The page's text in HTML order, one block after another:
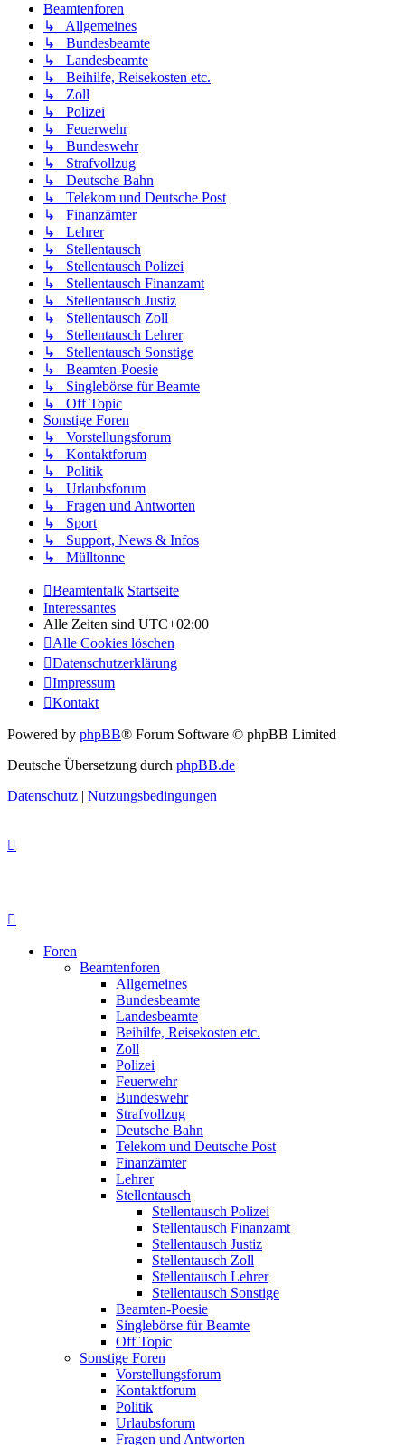
Beamtenforen
↳ Allgemeines
↳ Bundesbeamte
↳ Landesbeamte
↳ Beihilfe, Reisekosten etc.
↳ Zoll
↳ Polizei
↳ Feuerwehr
↳ Bundeswehr
↳ Strafvollzug
↳ Deutsche Bahn
↳ Telekom und Deutsche Post
↳ Finanzämter
↳ Lehrer
↳ Stellentausch
↳ Stellentausch Polizei
↳ Stellentausch Finanzamt
↳ Stellentausch Justiz
↳ Stellentausch Zoll
↳ Stellentausch Lehrer
↳ Stellentausch Sonstige
↳ Beamten-Poesie
↳ Singlebörse für Beamte
↳ Off Topic
Sonstige Foren
↳ Vorstellungsforum
↳ Kontaktforum
↳ Politik
↳ Urlaubsforum
↳ Fragen und Antworten
↳ Sport
↳ Support, News & Infos
↳ Mülltonne
Beamtentalk Startseite
Interessantes
Alle Zeiten sind UTC+02:00
Alle Cookies löschen
Datenschutzerklärung
Impressum
Kontakt
Powered by phpBB® Forum Software © phpBB Limited
Deutsche Übersetzung durch phpBB.de
Datenschutz | Nutzungsbedingungen
Foren
Beamtenforen
Allgemeines
Bundesbeamte
Landesbeamte
Beihilfe, Reisekosten etc.
Zoll
Polizei
Feuerwehr
Bundeswehr
Strafvollzug
Deutsche Bahn
Telekom und Deutsche Post
Finanzämter
Lehrer
Stellentausch
Stellentausch Polizei
Stellentausch Finanzamt
Stellentausch Justiz
Stellentausch Zoll
Stellentausch Lehrer
Stellentausch Sonstige
Beamten-Poesie
Singlebörse für Beamte
Off Topic
Sonstige Foren
Vorstellungsforum
Kontaktforum
Politik
Urlaubsforum
Fragen und Antworten